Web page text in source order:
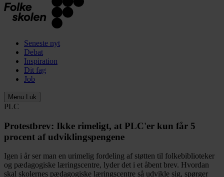
Seneste nyt
Debat
Inspiration
Dit fag
Job
Menu Luk
PLC
Protestbrev: Ikke rimeligt, at PLC'er kun får 5
procent af udviklingspengene
Igen i år ser man en urimelig fordeling af støtten til folkebiblioteker
og pædagogiske læringscentre, lyder det i et åbent brev. Hvordan
skal skolernes pædagogiske læringscentre så udvikle sig, spørger